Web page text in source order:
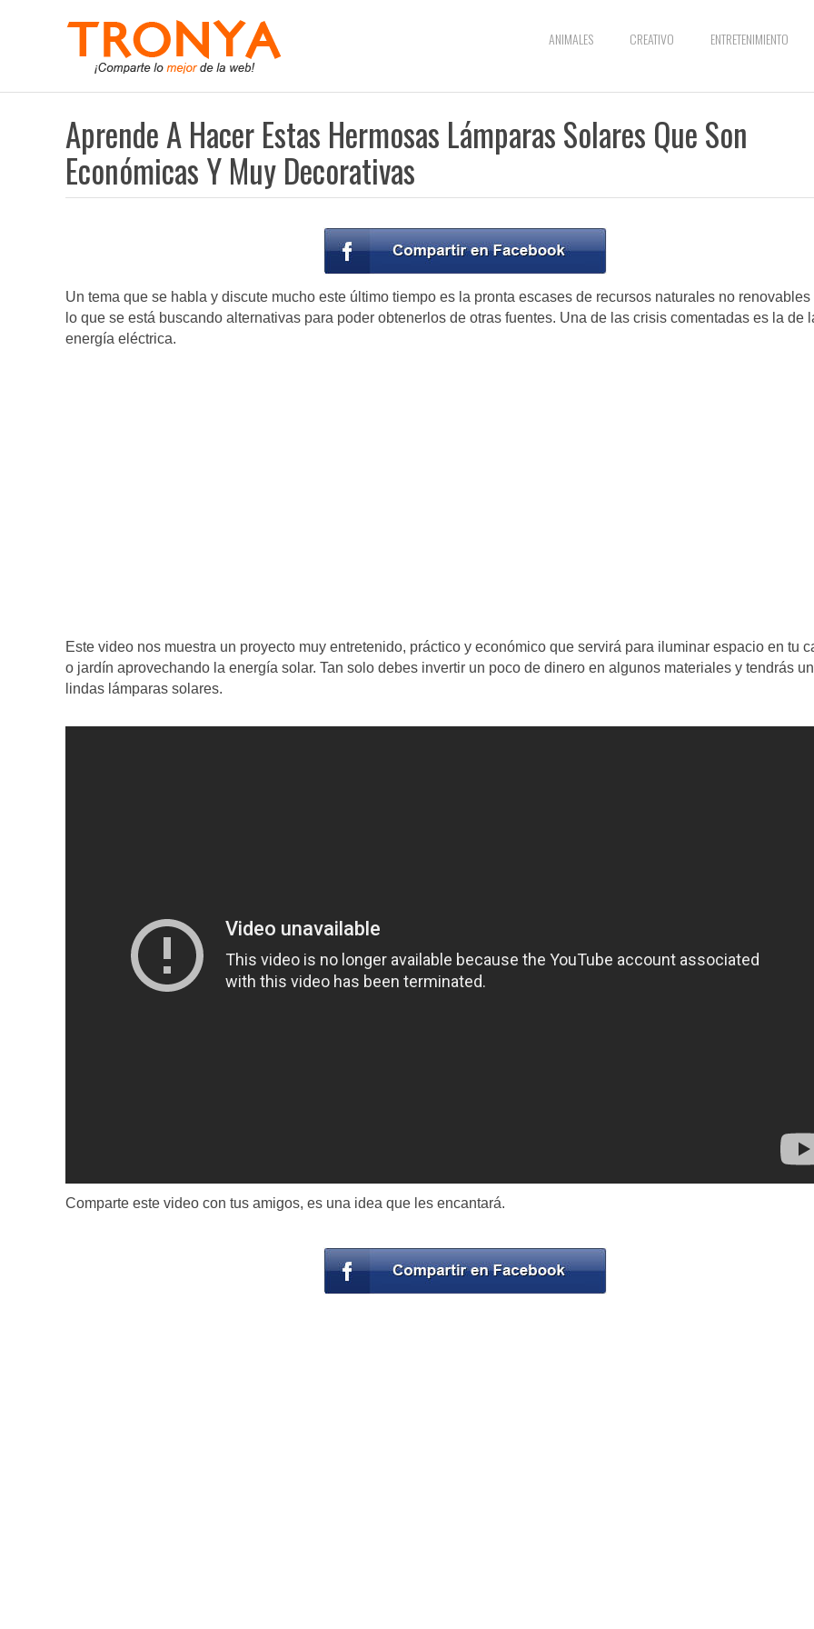
ANIMALES CREATIVO ENTRETENIMIENTO
Aprende A Hacer Estas Hermosas Lámparas Solares Que Son
Económicas Y Muy Decorativas
Un tema que se habla y discute mucho este último tiempo es la pronta escases de recursos naturales no renovables
lo que se está buscando alternativas para poder obtenerlos de otras fuentes. Una de las crisis comentadas es la de
energía eléctrica.
Este video nos muestra un proyecto muy entretenido, práctico y económico que servirá para iluminar espacio en tu
o jardín aprovechando la energía solar. Tan solo debes invertir un poco de dinero en algunos materiales y tendrás
lindas lámparas solares.
Comparte este video con tus amigos, es una idea que les encantará.